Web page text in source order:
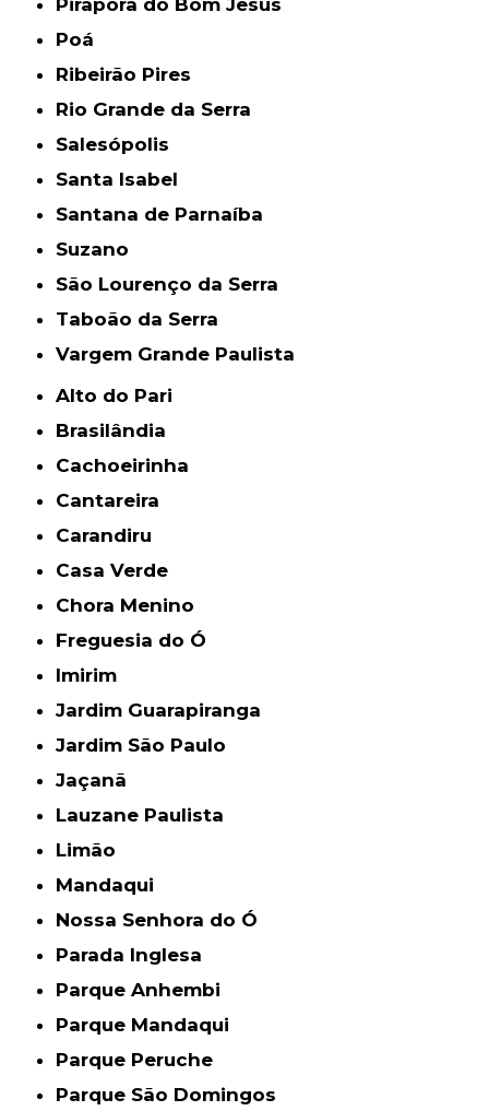
Pirapora do Bom Jesus
Poá
Ribeirão Pires
Rio Grande da Serra
Salesópolis
Santa Isabel
Santana de Parnaíba
Suzano
São Lourenço da Serra
Taboão da Serra
Vargem Grande Paulista
Alto do Pari
Brasilândia
Cachoeirinha
Cantareira
Carandiru
Casa Verde
Chora Menino
Freguesia do Ó
Imirim
Jardim Guarapiranga
Jardim São Paulo
Jaçanã
Lauzane Paulista
Limão
Mandaqui
Nossa Senhora do Ó
Parada Inglesa
Parque Anhembi
Parque Mandaqui
Parque Peruche
Parque São Domingos